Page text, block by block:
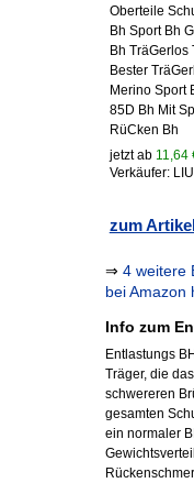
Oberteile
Bh Sport Bh
Bh TräGerlos
Bester
Merino Sport
85D Bh Mit
RüCken Bh
jetzt ab 11,64
Verkäufer:
zum
⇒ 4 weitere
bei Amazon
Info zum
Entlastungs
Träger, die
schwereren
gesamten
ein normaler